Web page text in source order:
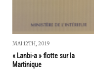
MAI 12TH, 2019
« Lanbi-a » flotte sur la
Martinique